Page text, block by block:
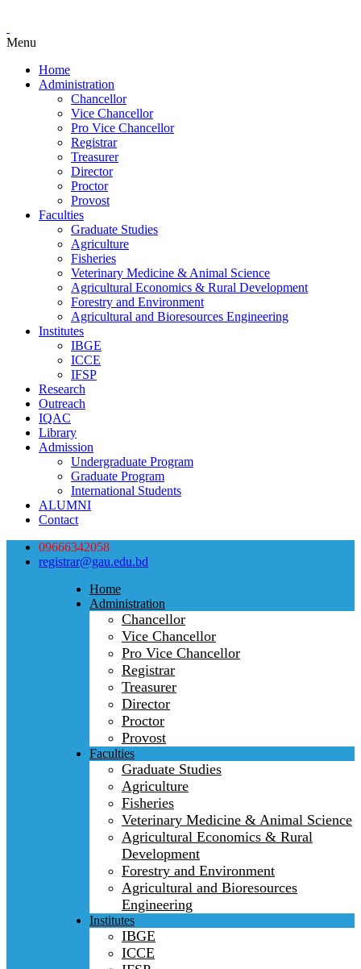
Menu
Home
Administration
Chancellor
Vice Chancellor
Pro Vice Chancellor
Registrar
Treasurer
Director
Proctor
Provost
Faculties
Graduate Studies
Agriculture
Fisheries
Veterinary Medicine & Animal Science
Agricultural Economics & Rural Development
Forestry and Environment
Agricultural and Bioresources Engineering
Institutes
IBGE
ICCE
IFSP
Research
Outreach
IQAC
Library
Admission
Undergraduate Program
Graduate Program
International Students
ALUMNI
Contact
09666342058
registrar@gau.edu.bd
Home
Administration
Chancellor
Vice Chancellor
Pro Vice Chancellor
Registrar
Treasurer
Director
Proctor
Provost
Faculties
Graduate Studies
Agriculture
Fisheries
Veterinary Medicine & Animal Science
Agricultural Economics & Rural
Development
Forestry and Environment
Agricultural and Bioresources
Engineering
Institutes
IBGE
ICCE